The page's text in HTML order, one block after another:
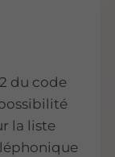
du code
la liste